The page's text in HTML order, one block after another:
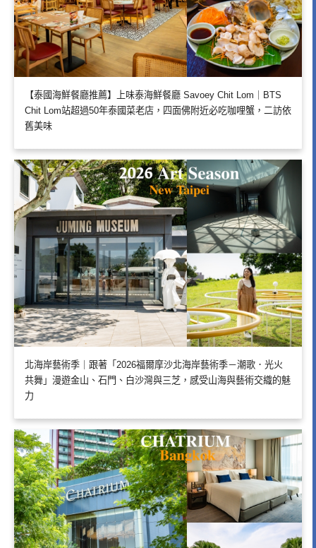
【泰國海鮮餐廳推薦】上味泰海鮮餐廳 Savoey Chit Lom｜BTS
Chit Lom站超過50年泰國菜老店，四面佛附近必吃咖哩蟹，二訪依
舊美味
北海岸藝術季｜跟著「2026福爾摩沙北海岸藝術季－潮歌．光火
共舞」漫遊金山、石門、白沙灣與三芝，感受山海與藝術交織的魅
力